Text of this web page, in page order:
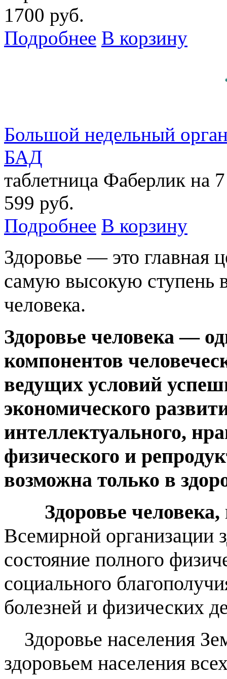
1700 руб.
Подробнее В корзину
Большой недельный
БАД
таблетница Фаберлик на
599 руб.
Подробнее В корзину
Здоровье — это главная
самую высокую ступень
человека.
Здоровье человека —
компонентов
ведущих условий
экономического
интеллектуального,
физического и
возможна только в
Здоровье человека,
Всемирной организации
состояние полного
социального
болезней и физических
Здоровье населения
здоровьем населения